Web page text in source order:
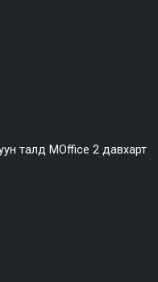
талд MOffice 2 давхарт